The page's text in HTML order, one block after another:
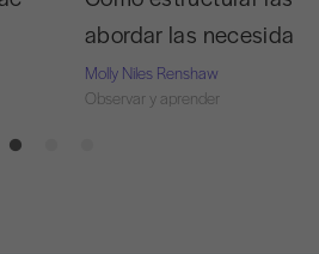
abordar las
Molly Niles Renshaw
Observar y aprender